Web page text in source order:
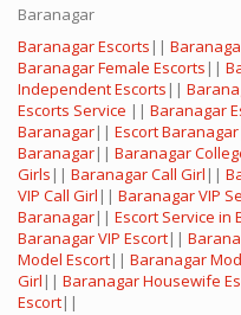
Baranagar
Baranagar Escorts ||
Baranagar Female Escorts ||
Independent Escorts ||
Escorts Service || Baranagar
Baranagar|| Escort Baranagar
Baranagar|| Baranagar
Girls || Baranagar Call Girl ||
VIP Call Girl || Baranagar VIP
Baranagar|| Escort Service in
Baranagar VIP Escort||
Model Escort|| Baranagar
Girl || Baranagar Housewife
Escort||